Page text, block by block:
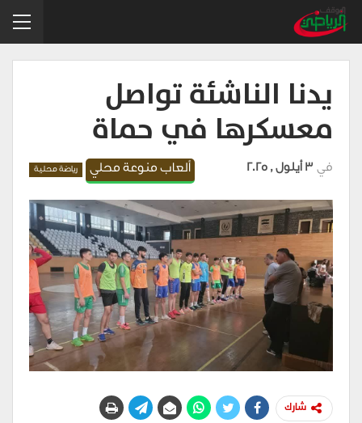
يدنا الناشئة تواصل
معسكرها في حماة
ألعاب منوعة محلي رياضة محلية في 3 أيلول , 2025
شارك